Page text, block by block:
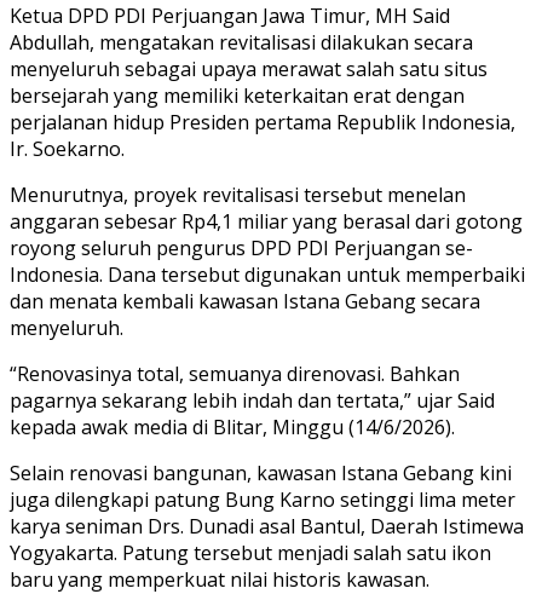
Ketua DPD PDI Perjuangan Jawa Timur, MH Said
Abdullah, mengatakan revitalisasi dilakukan secara
menyeluruh sebagai upaya merawat salah satu situs
bersejarah yang memiliki keterkaitan erat dengan
perjalanan hidup Presiden pertama Republik Indonesia,
Ir. Soekarno.
Menurutnya, proyek revitalisasi tersebut menelan
anggaran sebesar Rp4,1 miliar yang berasal dari gotong
royong seluruh pengurus DPD PDI Perjuangan se-
Indonesia. Dana tersebut digunakan untuk memperbaiki
dan menata kembali kawasan Istana Gebang secara
menyeluruh.
“Renovasinya total, semuanya direnovasi. Bahkan
pagarnya sekarang lebih indah dan tertata,” ujar Said
kepada awak media di Blitar, Minggu (14/6/2026).
Selain renovasi bangunan, kawasan Istana Gebang kini
juga dilengkapi patung Bung Karno setinggi lima meter
karya seniman Drs. Dunadi asal Bantul, Daerah Istimewa
Yogyakarta. Patung tersebut menjadi salah satu ikon
baru yang memperkuat nilai historis kawasan.